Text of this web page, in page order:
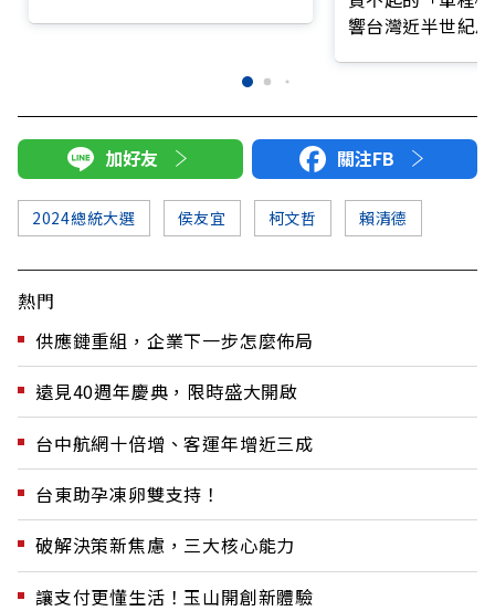
響台灣近半世紀
加好友 關注FB
2024總統大選 侯友宜 柯文哲 賴清德
熱門
供應鏈重組，企業下一步怎麼佈局
遠見40週年慶典，限時盛大開啟
台中航網十倍增、客運年增近三成
台東助孕凍卵雙支持！
破解決策新焦慮，三大核心能力
讓支付更懂生活！玉山開創新體驗